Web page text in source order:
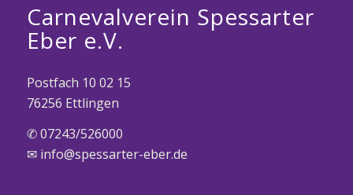
Carnevalverein Spessarter
Eber e.V.
Postfach 10 02 15
76256 Ettlingen
✆ 07243/526000
✉ info@spessarter-eber.de